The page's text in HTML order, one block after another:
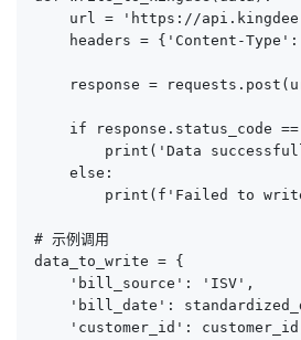
url = 'https://
headers = {'Content-
response =
if response.status_code ==
print('Data
    else:
print(f'Failed to
# 示例调用
data_to_write = {
    'bill_source': 'ISV',
'bill_date':
'customer_id':